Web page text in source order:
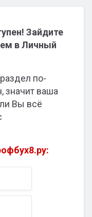
Зайдите
в Личный
по-
значит ваша
Вы всё